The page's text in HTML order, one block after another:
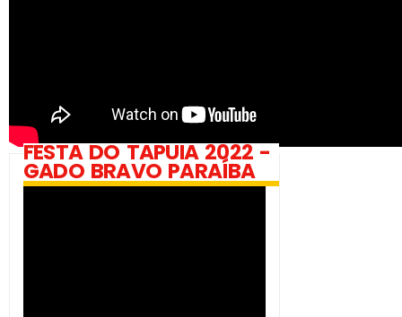
FESTA DO TAPUIA 2022 -
GADO BRAVO PARAÍBA